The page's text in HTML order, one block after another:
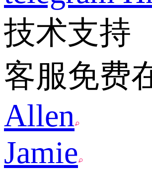
技术支持
客服免费
Allen
Jamie